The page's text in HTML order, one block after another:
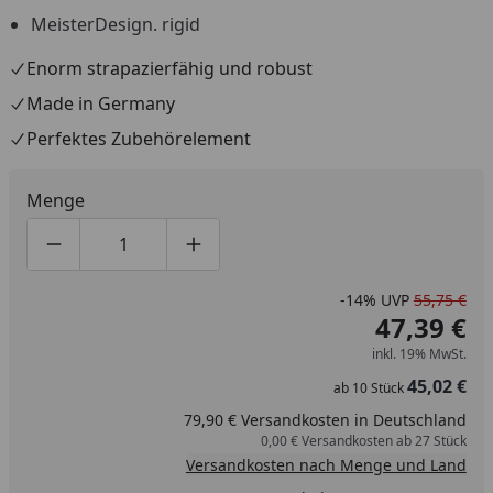
MeisterDesign. rigid
Enorm strapazierfähig und robust
Made in Germany
Perfektes Zubehörelement
Menge
Produktmenge um eins verringern
Produktmenge manuell eingeben
Produktmenge um eins erhöhen
-14% UVP 55,75 €
47,39 €
inkl. 19% MwSt.
ab 10Stück45,02 €
79,90 € Versandkosten in Deutschland
0,00 € Versandkosten ab 27 Stück
Versandkosten nach Menge und Land